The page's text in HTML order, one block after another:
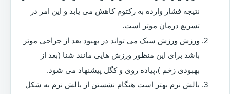
نتیجه فشار وارده به رکتوم کاهش می یابد و این امر در
تسریع درمان موثر است.
ورزش ورزش سبک می تواند در بهبود بعد از جراحی موثر
باشد برای این منظور ورزش هایی مانند شنا (بعد از
بهبودی زخم )،پیاده روی و کگل پیشنهاد می شود.
بالش نرم بهتر است هنگام نشستن از بالش نرم به شکل